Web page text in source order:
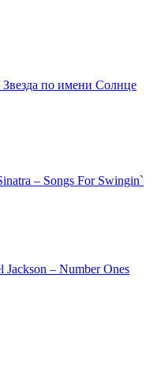
по имени Солнце
– Songs For Swingin`
– Number Ones